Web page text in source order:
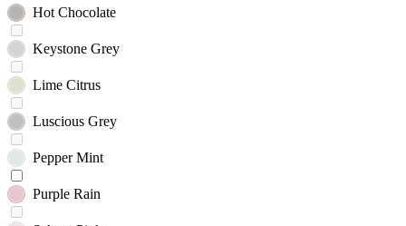
Hot Chocolate
Keystone Grey
Lime Citrus
Luscious Grey
Pepper Mint
Purple Rain